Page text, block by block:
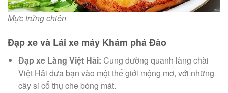
Mực trứng chiên
Đạp xe và Lái xe máy Khám phá Đảo
Đạp xe Làng Việt Hải: Cung đường quanh làng chài
Việt Hải đưa bạn vào một thế giới mộng mơ, với những
cây si cổ thụ che bóng mát.